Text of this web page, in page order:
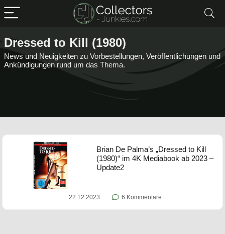
Dressed to Kill (1980)
News und Neuigkeiten zu Vorbestellungen, Veröffentlichungen und
Ankündigungen rund um das Thema.
Brian De Palma’s „Dressed to Kill
(1980)“ im 4K Mediabook ab 2023 –
Update2
22.12.2023 6 Kommentare